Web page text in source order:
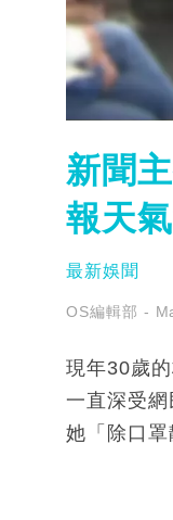
新聞
報天
最新娛聞
OS編輯部
現年30歲
一直深受
她「除口罩